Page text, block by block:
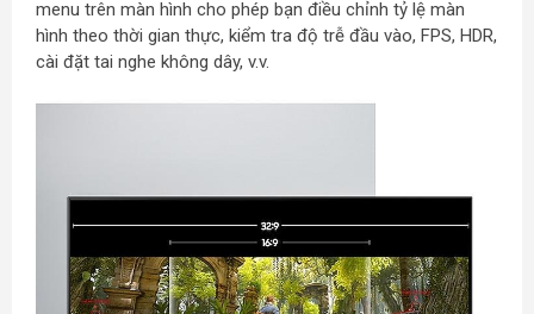
menu trên màn hình cho phép bạn điều chỉnh tỷ lệ màn
hình theo thời gian thực, kiểm tra độ trễ đầu vào, FPS, HDR,
cài đặt tai nghe không dây, v.v.